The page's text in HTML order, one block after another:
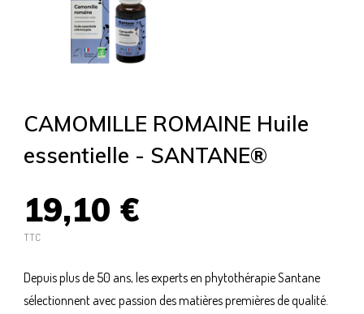
CAMOMILLE ROMAINE Huile
essentielle - SANTANE®
19,10 €
TTC
Depuis plus de 50 ans, les experts en phytothérapie Santane
sélectionnent avec passion des matières premières de qualité.